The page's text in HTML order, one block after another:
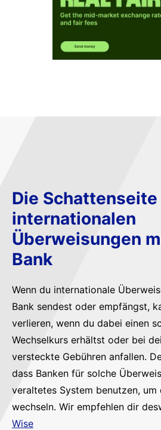
Die Schattenseite
internationalen
Überweisungen
Bank
Wenn du internationale
Bank sendest oder empfängst,
verlieren, wenn du dabei einen
Wechselkurs erhältst oder bei
versteckte Gebühren anfallen.
dass Banken für solche
veraltetes System benutzen, um
wechseln. Wir empfehlen dir
Wise